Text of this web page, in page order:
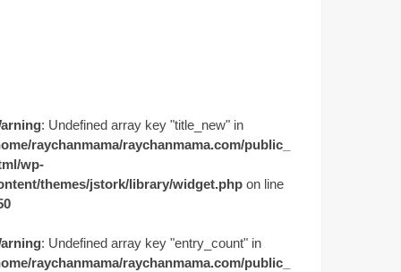
: Undefined array key "title_new" in
raychanmama/raychanmama.com/public_
wp-
themes/jstork/library/widget.php on line
: Undefined array key "entry_count" in
raychanmama/raychanmama.com/public_